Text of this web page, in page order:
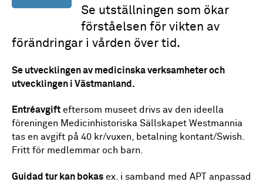
Se utställningen som ökar
förståelsen för vikten av
förändringar i vården över tid.
Se utvecklingen av medicinska verksamheter och
utvecklingen i Västmanland.
Entréavgift eftersom museet drivs av den ideella
föreningen Medicinhistoriska Sällskapet Westmannia
tas en avgift på 40 kr/vuxen, betalning kontant/Swish.
Fritt för medlemmar och barn.
Guidad tur kan bokas ex. i samband med APT anpassad